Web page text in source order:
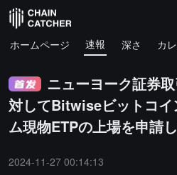
ホームページ 速報 深さ カ
ニューヨーク証券
対してBitwiseビットコ
ム現物ETPの上場を申請し
2024-11-27 00:14:13